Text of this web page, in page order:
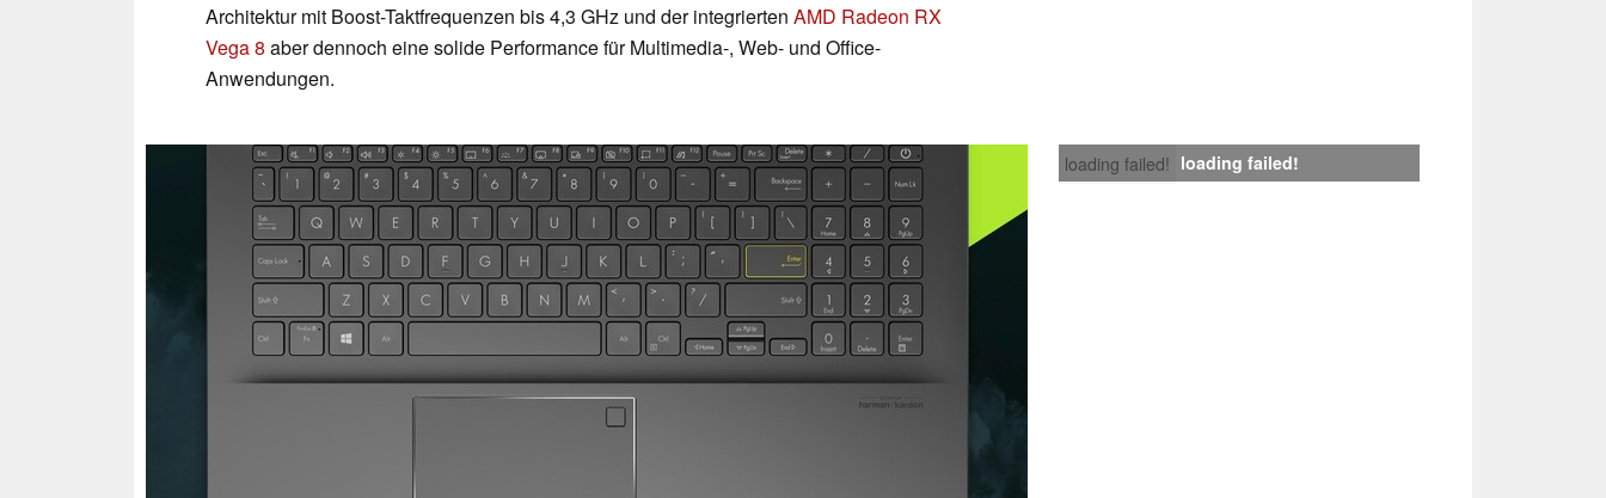
Architektur mit Boost-Taktfrequenzen bis 4,3 GHz und der integrierten AMD Radeon RX
Vega 8 aber dennoch eine solide Performance für Multimedia-, Web- und Office-
Anwendungen.
loading failed! loading failed!